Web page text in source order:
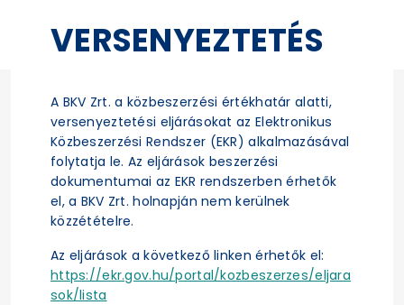
VERSENYEZTETÉS
A BKV Zrt. a közbeszerzési értékhatár alatti,
versenyeztetési eljárásokat az Elektronikus
Közbeszerzési Rendszer (EKR) alkalmazásával
folytatja le. Az eljárások beszerzési
dokumentumai az EKR rendszerben érhetők
el, a BKV Zrt. holnapján nem kerülnek
közzétételre.
Az eljárások a következő linken érhetők el:
https://ekr.gov.hu/portal/kozbeszerzes/eljara
sok/lista